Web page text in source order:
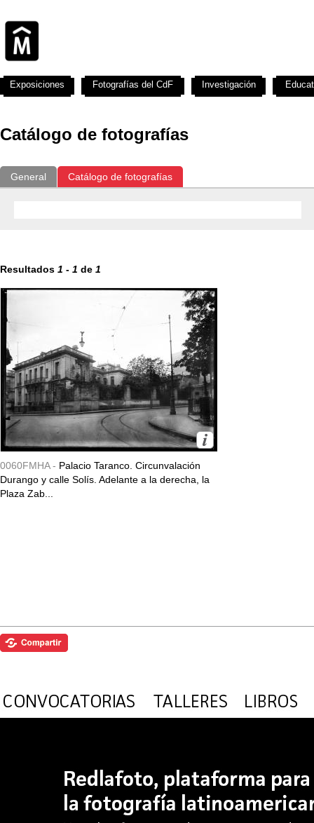
Catálogo de fotografías
General Catálogo de fotografías
Resultados 1 - 1 de 1
0060FMHA - Palacio Taranco. Circunvalación
Durango y calle Solís. Adelante a la derecha, la
Plaza Zab...
Exposiciones Fotografías del CdF Investigación